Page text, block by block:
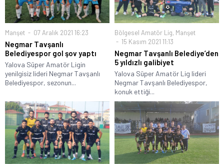
Manşet 07 Aralık 2021 16:23
Negmar Tavşanlı
Belediyespor gol şov yaptı
Yalova Süper Amatör Ligin
yenilgisiz lideri Negmar Tavşanlı
Belediyespor, sezonun...
Bölgesel Amatör Lig, Manşet
15 Kasım 2021 11:13
Negmar Tavşanlı Belediye’den
5 yıldızlı galibiyet
Yalova Süper Amatör Lig lideri
Negmar Tavşanlı Belediyespor,
konuk ettiği...